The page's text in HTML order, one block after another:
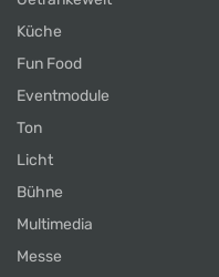
Küche
Fun Food
Eventmodule
Ton
Licht
Bühne
Multimedia
Messe